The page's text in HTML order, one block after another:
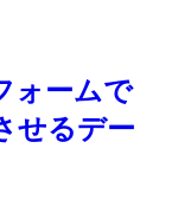
ォームで
せるデー